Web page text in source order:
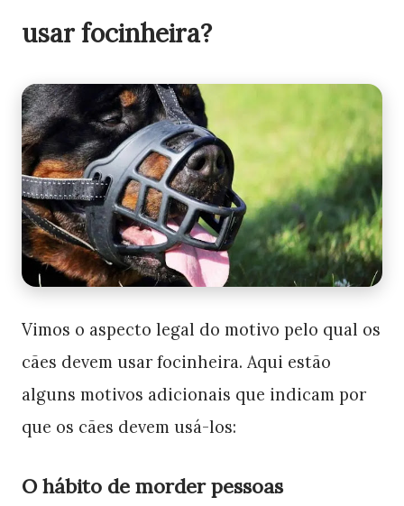
usar focinheira?
Vimos o aspecto legal do motivo pelo qual os
cães devem usar focinheira. Aqui estão
alguns motivos adicionais que indicam por
que os cães devem usá-los:
O hábito de morder pessoas